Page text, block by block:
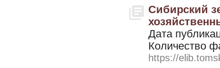
Сибирский
Дата
Количество
https://